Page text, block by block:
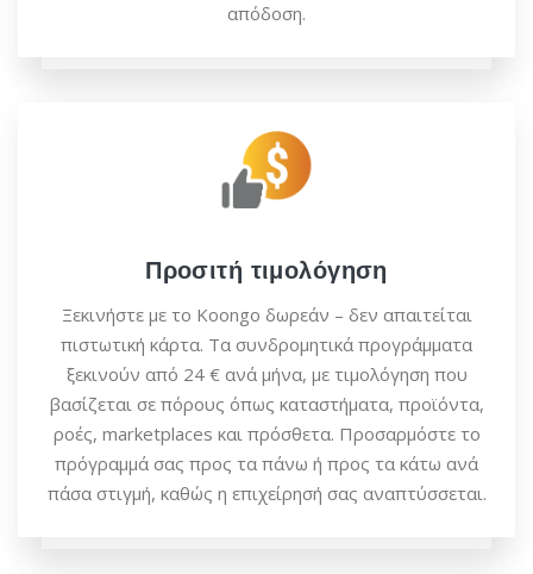
απόδοση.
Προσιτή τιμολόγηση
Ξεκινήστε με το Koongo δωρεάν – δεν απαιτείται
πιστωτική κάρτα. Τα συνδρομητικά προγράμματα
ξεκινούν από 24 € ανά μήνα, με τιμολόγηση που
βασίζεται σε πόρους όπως καταστήματα, προϊόντα,
ροές, marketplaces και πρόσθετα. Προσαρμόστε το
πρόγραμμά σας προς τα πάνω ή προς τα κάτω ανά
πάσα στιγμή, καθώς η επιχείρησή σας αναπτύσσεται.